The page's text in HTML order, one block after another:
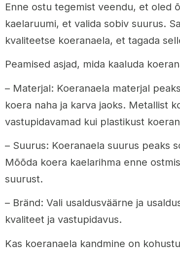
Enne ostu tegemist veendu, et oled
kaelaruumi, et valida sobiv suurus.
kvaliteetse koeranaela, et tagada
Peamised asjad, mida kaaluda
– Materjal: Koeranaela materjal
koera naha ja karva jaoks. Metallist
vastupidavamad kui plastikust
– Suurus: Koeranaela suurus peaks
Mõõda koera kaelarihma enne
suurust.
– Bränd: Vali usaldusväärne ja
kvaliteet ja vastupidavus.
Kas koeranaela kandmine on